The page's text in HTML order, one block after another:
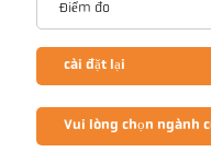
Điểm đo
cài đặt lại
Vui lòng chọn ngành